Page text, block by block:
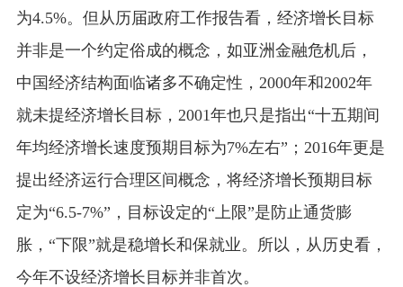
为4.5%。但从历届政府工作报告看，经济增长目标
并非是一个约定俗成的概念，如亚洲金融危机后，
中国经济结构面临诸多不确定性， 2000年和2002年
就未提经济增长目标， 2001年也只是指出“十五期间
年均经济增长速度预期目标为7%左右”； 2016年更是
提出经济运行合理区间概念，将经济增长预期目标
定为“6.5-7%” ，目标设定的“上限”是防止通货膨
胀，“下限”就是稳增长和保就业。所以，从历史看，
今年不设经济增长目标并非首次。